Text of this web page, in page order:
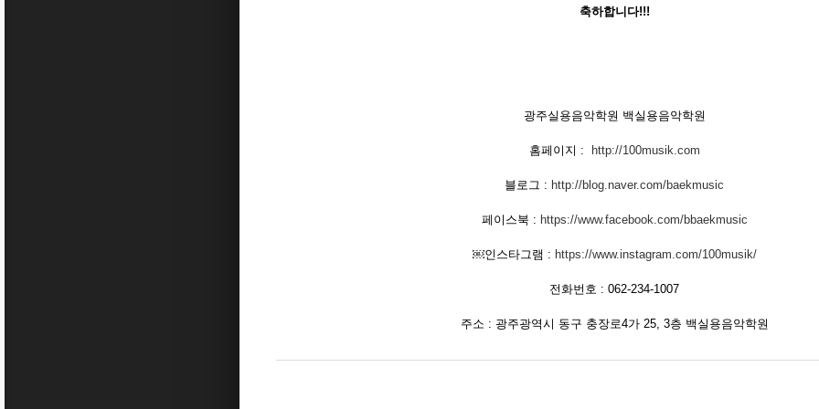
축하합니다!!!
광주실용음악학원 백실용음악학원
홈페이지 : http://100musik.com
블로그 : http://blog.naver.com/baekmusic
페이스북 : https://www.facebook.com/bbaekmusic
￼인스타그램 : https://www.instagram.com/100musik/
전화번호 : 062-234-1007
주소 : 광주광역시 동구 충장로4가 25, 3층 백실용음악학원